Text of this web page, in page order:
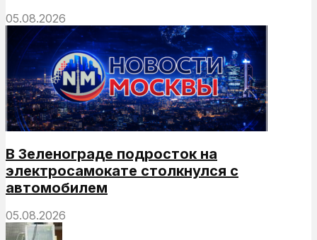
05.08.2026
В Зеленограде подросток на
электросамокате столкнулся с
автомобилем
05.08.2026